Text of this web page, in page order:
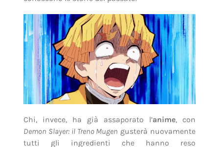
Chi, invece, ha già assaporato l’anime, con
Demon Slayer: il Treno Mugen gusterà nuovamente
tutti gli ingredienti che hanno reso